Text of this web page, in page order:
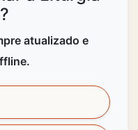
atualizado e